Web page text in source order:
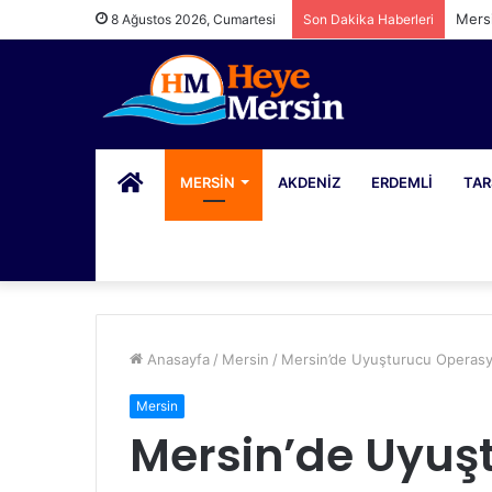
8 Ağustos 2026, Cumartesi Son Dakika Haberleri
PORTALMERSIN AKDENIZ ERDEMLI
Anasayfa / Mersin / Mersin’de Uyuşturucu
Mersin
Mersin’de